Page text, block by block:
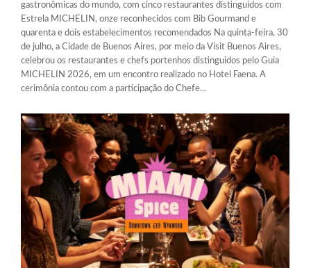
gastronômicas do mundo, com cinco restaurantes distinguidos com
Estrela MICHELIN, onze reconhecidos com Bib Gourmand e
quarenta e dois estabelecimentos recomendados Na quinta-feira, 30
de julho, a Cidade de Buenos Aires, por meio da Visit Buenos Aires,
celebrou os restaurantes e chefs portenhos distinguidos pelo Guia
MICHELIN 2026, em um encontro realizado no Hotel Faena. A
cerimônia contou com a participação do Chefe...